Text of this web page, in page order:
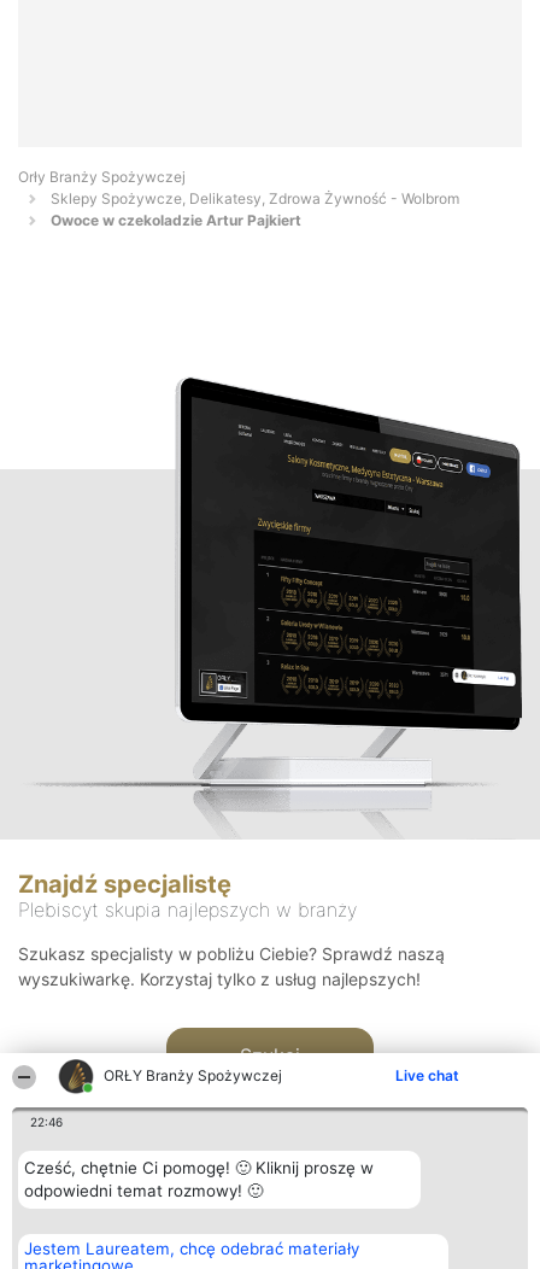
ORŁY Branży Spożywczej Live chat
22:46
Cześć, chętnie Ci pomogę! 🙂 Kliknij proszę w
odpowiedni temat rozmowy! 🙂
Jestem Laureatem, chcę odebrać materiały
Orły Branży Spożywczej
Sklepy Spożywcze, Delikatesy, Zdrowa Żywność - Wolbrom
Owoce w czekoladzie Artur Pajkiert
Znajdź specjalistę
Plebiscyt skupia najlepszych w branży
Szukasz specjalisty w pobliżu Ciebie? Sprawdź naszą
wyszukiwarkę. Korzystaj tylko z usług najlepszych!
Szukaj
Organizator plebiscytu
Bright Side Solutions sp. z o.
Plebiscyt
Laureaci
Kontakt
Kontakt